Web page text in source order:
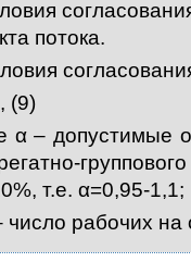
потока.
, (9)
α – допустимые
т.е. α=0,95-1,1;
число рабочих на